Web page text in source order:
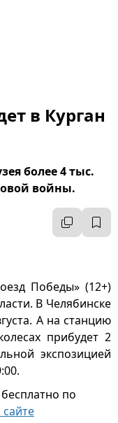
в Курган
более 4 тыс.
войны.
Победы» (12+)
В Челябинске
А на станцию
прибудет 2
экспозицией
по
сайте